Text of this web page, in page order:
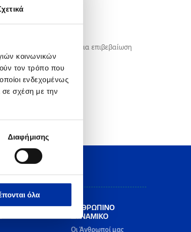
κοινωνικών
τον τρόπο που
ενδεχομένως
σε σχέση με την
Διαφήμισης
όλα
που έχετε δώσει – για επιβεβαίωση
ΑΝΘΡΩΠΙΝΟ
ΔΥΝΑΜΙΚΟ
Οι Άνθρωποί μας